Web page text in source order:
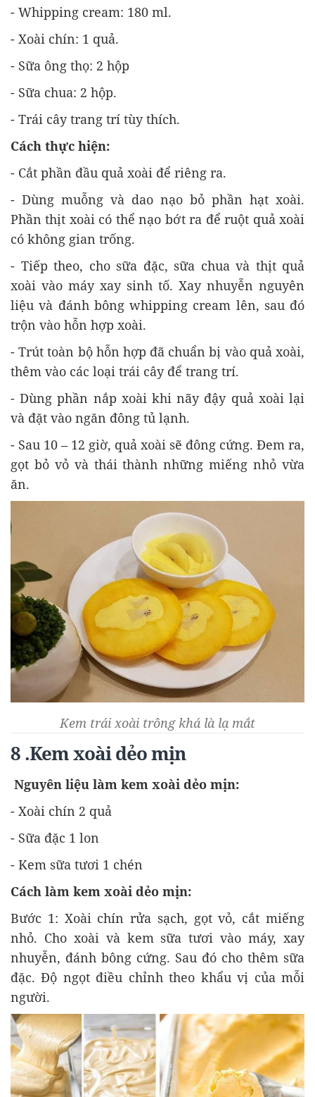
- Whipping cream: 180 ml.
- Xoài chín: 1 quả.
- Sữa ông thọ: 2 hộp
- Sữa chua: 2 hộp.
- Trái cây trang trí tùy thích.
Cách thực hiện:
- Cắt phần đầu quả xoài để riêng ra.
- Dùng muỗng và dao nạo bỏ phần hạt xoài.
Phần thịt xoài có thể nạo bớt ra để ruột quả xoài
có không gian trống.
- Tiếp theo, cho sữa đặc, sữa chua và thịt quả
xoài vào máy xay sinh tố. Xay nhuyễn nguyên
liệu và đánh bông whipping cream lên, sau đó
trộn vào hỗn hợp xoài.
- Trút toàn bộ hỗn hợp đã chuẩn bị vào quả xoài,
thêm vào các loại trái cây để trang trí.
- Dùng phần nắp xoài khi nãy đậy quả xoài lại
và đặt vào ngăn đông tủ lạnh.
- Sau 10 – 12 giờ, quả xoài sẽ đông cứng. Đem ra,
gọt bỏ vỏ và thái thành những miếng nhỏ vừa
ăn.
Kem trái xoài trông khá là lạ mắt
8 .Kem xoài dẻo mịn
Nguyên liệu làm kem xoài dẻo mịn:
- Xoài chín 2 quả
- Sữa đặc 1 lon
- Kem sữa tươi 1 chén
Cách làm kem xoài dẻo mịn:
Bước 1: Xoài chín rửa sạch, gọt vỏ, cắt miếng
nhỏ. Cho xoài và kem sữa tươi vào máy, xay
nhuyễn, đánh bông cứng. Sau đó cho thêm sữa
đặc. Độ ngọt điều chỉnh theo khẩu vị của mỗi
người.